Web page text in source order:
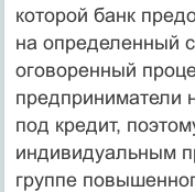
которой банк
на определенный
оговоренный
предприниматели
под кредит,
индивидуальным
группе